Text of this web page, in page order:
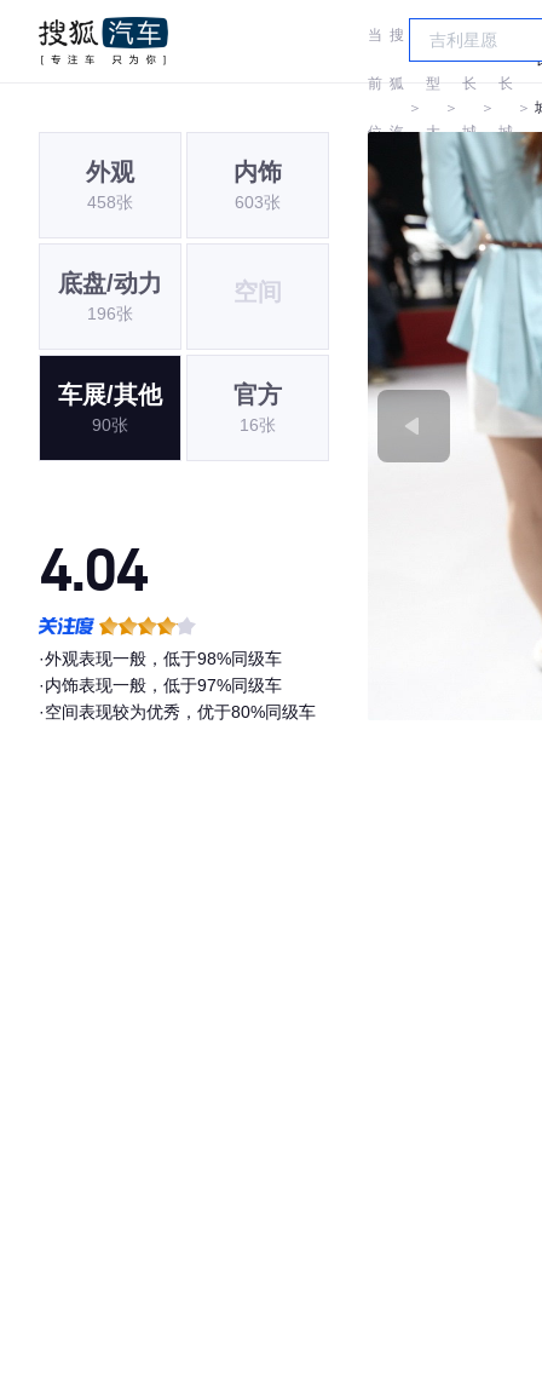
当
前
位
搜
狐
汽
＞
车
型
大
全
＞
长
城
＞
长
城
＞
外观
458张
内饰
603张
底盘/动力
196张
空间
车展/其他
90张
官方
16张
4.04
·外观表现一般，低于98%同级车
·内饰表现一般，低于97%同级车
·空间表现较为优秀，优于80%同级车